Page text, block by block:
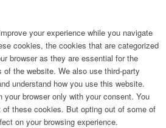
your experience while you navigate
cookies, the cookies that are categorized
browser as they are essential for the
the website. We also use third-party
understand how you use this website.
browser only with your consent. You
these cookies. But opting out of some of
on your browsing experience.